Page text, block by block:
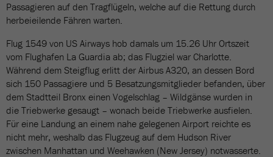
Passagieren auf den Tragflügeln, welche auf die Rettung durch
herbeieilende Fähren warten.
Flug 1549 von US Airways hob damals um 15.26 Uhr Ortszeit
vom Flughafen La Guardia ab; das Flugziel war Charlotte.
Während dem Steigflug erlitt der Airbus A320, an dessen Bord
sich 150 Passagiere und 5 Besatzungsmitglieder befanden, über
dem Stadtteil Bronx einen Vogelschlag – Wildgänse wurden in
die Triebwerke gesaugt – wonach beide Triebwerke ausfielen.
Für eine Landung an einem nahe gelegenen Airport reichte es
nicht mehr, weshalb das Flugzeug auf dem Hudson River
zwischen Manhattan und Weehawken (New Jersey) notwasserte.